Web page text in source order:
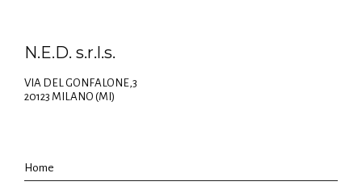
N.E.D. s.r.l.s.
VIA DEL GONFALONE,3
20123 MILANO (MI)
Home